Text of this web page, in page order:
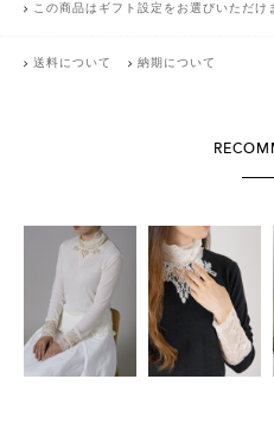
この商品はギフト設定をお選びいただけ
送料について 納期について